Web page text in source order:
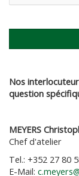
Nos
question
MEYERS
Chef d'atelier
Tel.: +352 27 80
E-Mail: